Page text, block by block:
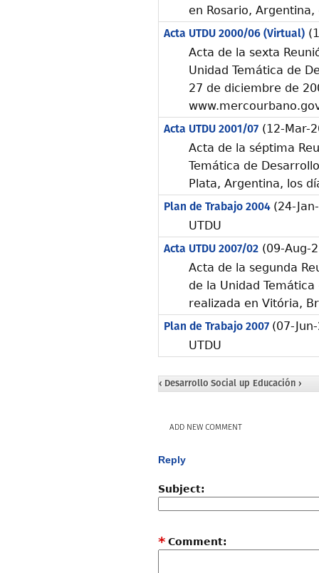
en Rosario,
Acta UTDU 2000/06 (Virtual)
Acta de la sexta
Unidad Temática de
27 de diciembre de
Acta UTDU 2001/07(12-Mar-
Acta de la séptima
Temática de
Plata, Argentina, los
Plan de Trabajo 2004 (24-
UTDU
Acta UTDU 2007/02(09-Aug-
Acta de la segunda
de la Unidad
realizada en Vitória,
Plan de Trabajo 2007 (07-
UTDU
‹ Desarrollo Socialup Educación ›
ADD NEW COMMENT
Reply
Subject:
Comment:
*